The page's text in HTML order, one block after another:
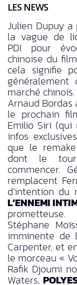
LES NEWS
Julien Dupuy a
la vague de
PDI pour
chinoise du film
cela signifie
généralement
marché chinois.
Arnaud Bordas
le prochain
Emilio Siri (qui
infos
que le
dont le
commencer.
remplacent
d’intention
L’ENNEMI
prometteuse.
Stéphane
imminente de
Carpenter, et
le morceau «
Rafik Djoumi
Waters,